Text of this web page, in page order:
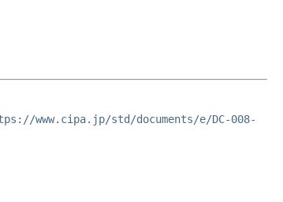
www.cipa.jp/std/documents/e/DC-008-